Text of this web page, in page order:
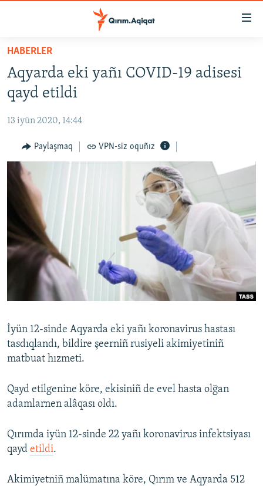
Esas
qaytmaq
Baş
navigatsiyağa
qaytmaq
qaytmaq
HABERLER
SİYASET
İQTİSADİYAT
CEMİYET
MEDENİYET
İNSAN AQLARI
VİDEO
SÜRET
BLOGLAR
FİKİR
Русский
Українською
QOŞULIÑIZ!
RFE/RS bütün saytları
HABERLER
Aqyarda eki yañı COVID-19 adisesi
qayd etildi
13 iyün 2020, 14:44
Paylaşmaq VPN-siz oquñız
İyün 12-sinde Aqyarda eki yañı koronavirus hastası
tasdıqlandı, bildire şeerniñ rusiyeli akimiyetiniñ
matbuat hızmeti.
Qayd etilgenine köre, ekisiniñ de evel hasta olğan
adamlarnen alâqası oldı.
Qırımda iyün 12-sinde 22 yañı koronavirus infektsiyası
qayd etildi.
Akimiyetniñ malümatına köre, Qırım ve Aqyarda 512